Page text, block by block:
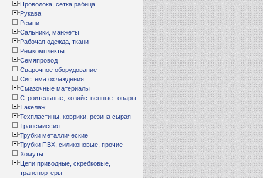
Проволока, сетка рабица
Рукава
Ремни
Сальники, манжеты
Рабочая одежда, ткани
Ремкомплекты
Семяпровод
Сварочное оборудование
Система охлаждения
Смазочные материалы
Строительные, хозяйственные товары
Такелаж
Техпластины, коврики, резина сырая
Трансмиссия
Трубки металлические
Трубки ПВХ, силиконовые, прочие
Хомуты
Цепи приводные, скребковые,
транспортеры